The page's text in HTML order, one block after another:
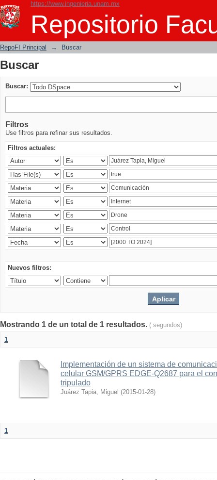
https://www.ingenieria.unam.mx
Repositorio
Buscar
RepoFI Principal → Buscar
Buscar
Buscar:
Filtros
Use filtros para refinar sus resultados.
Filtros actuales:
Nuevos filtros:
Mostrando 1 de un total de 1 resultados. ( segundos)
1
Implementación de un sistema de
celular GSM/GPRS EDGE-Q2687 para el
tripulado
Juárez Tapia, Miguel (2015-01-28)
1